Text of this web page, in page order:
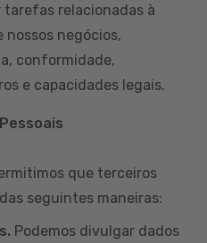
tarefas relacionadas à
negócios,
conformidade,
e capacidades legais.
que terceiros
seguintes maneiras:
Podemos divulgar dados